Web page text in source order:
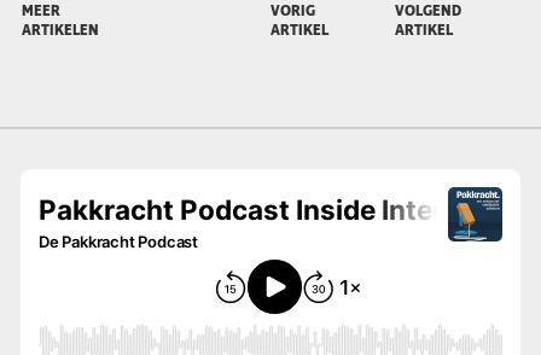
MEER
ARTIKELEN
VORIG
ARTIKEL
VOLGEND
ARTIKEL